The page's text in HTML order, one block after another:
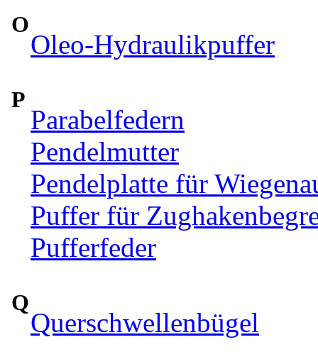
O
Oleo-Hydraulikpuffer
P
Parabelfedern
Pendelmutter
Pendelplatte für
Puffer für
Pufferfeder
Q
Querschwellenbügel